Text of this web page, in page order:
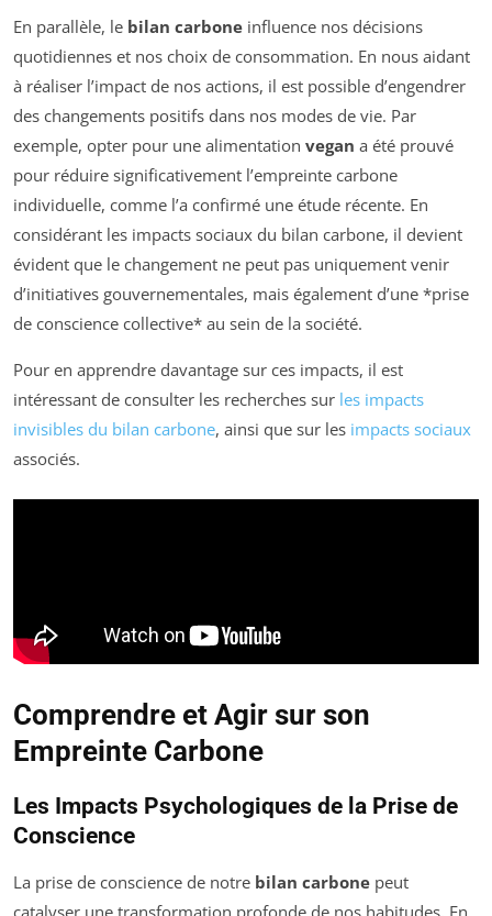
En parallèle, le bilan carbone influence nos décisions
quotidiennes et nos choix de consommation. En nous aidant
à réaliser l’impact de nos actions, il est possible d’engendrer
des changements positifs dans nos modes de vie. Par
exemple, opter pour une alimentation vegan a été prouvé
pour réduire significativement l’empreinte carbone
individuelle, comme l’a confirmé une étude récente. En
considérant les impacts sociaux du bilan carbone, il devient
évident que le changement ne peut pas uniquement venir
d’initiatives gouvernementales, mais également d’une *prise
de conscience collective* au sein de la société.
Pour en apprendre davantage sur ces impacts, il est
intéressant de consulter les recherches sur les impacts
invisibles du bilan carbone, ainsi que sur les impacts sociaux
associés.
Comprendre et Agir sur son
Empreinte Carbone
Les Impacts Psychologiques de la Prise de
Conscience
La prise de conscience de notre bilan carbone peut
catalyser une transformation profonde de nos habitudes. En